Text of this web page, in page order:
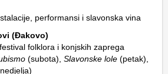
performansi i slavonska vina
(Đakovo)
folklora i konjskih zaprega
(subota), Slavonske lole (petak),